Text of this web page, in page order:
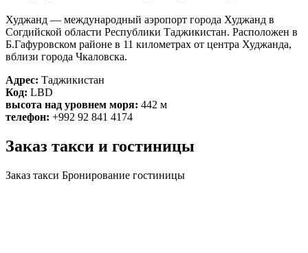
Худжанд — международный аэропорт города Худжанд в
Согдийской области Республики Таджикистан. Расположен в
Б.Гафуровском районе в 11 километрах от центра Худжанда,
вблизи города Чкаловска.
Адрес: Таджикистан
Код: LBD
высота над уровнем моря: 442 м
телефон: +992 92 841 4174
Заказ такси и гостиницы
Заказ такси Бронирование гостиницы